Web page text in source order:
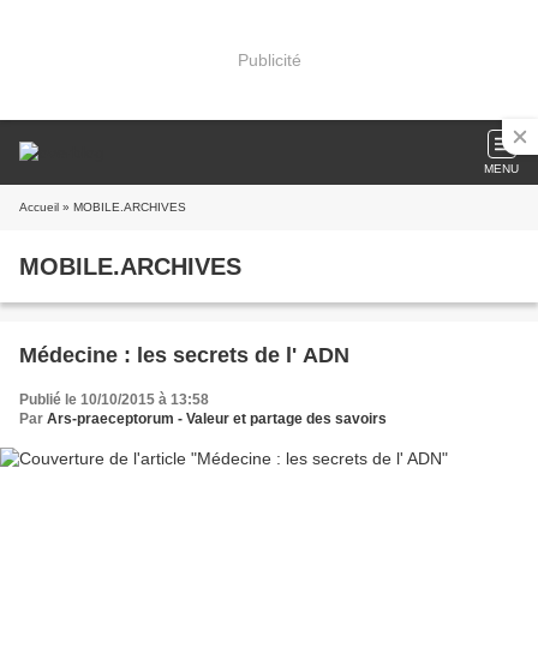
Publicité
MENU
Accueil » MOBILE.ARCHIVES
MOBILE.ARCHIVES
Médecine : les secrets de l' ADN
Publié le 10/10/2015 à 13:58
Par Ars-praeceptorum - Valeur et partage des savoirs